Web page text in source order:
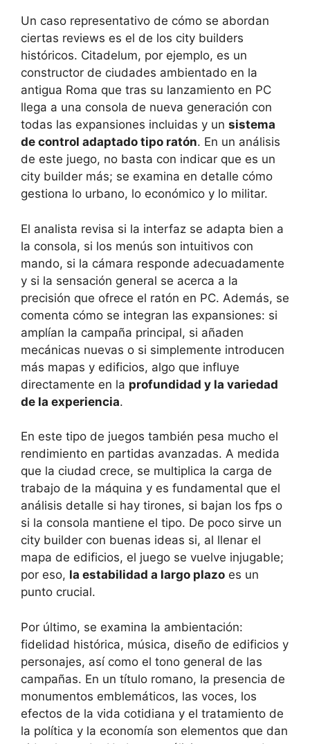
Un caso representativo de cómo se abordan
ciertas reviews es el de los city builders
históricos. Citadelum, por ejemplo, es un
constructor de ciudades ambientado en la
antigua Roma que tras su lanzamiento en PC
llega a una consola de nueva generación con
todas las expansiones incluidas y un sistema
de control adaptado tipo ratón. En un análisis
de este juego, no basta con indicar que es un
city builder más; se examina en detalle cómo
gestiona lo urbano, lo económico y lo militar.
El analista revisa si la interfaz se adapta bien a
la consola, si los menús son intuitivos con
mando, si la cámara responde adecuadamente
y si la sensación general se acerca a la
precisión que ofrece el ratón en PC. Además, se
comenta cómo se integran las expansiones: si
amplían la campaña principal, si añaden
mecánicas nuevas o si simplemente introducen
más mapas y edificios, algo que influye
directamente en la profundidad y la variedad
de la experiencia.
En este tipo de juegos también pesa mucho el
rendimiento en partidas avanzadas. A medida
que la ciudad crece, se multiplica la carga de
trabajo de la máquina y es fundamental que el
análisis detalle si hay tirones, si bajan los fps o
si la consola mantiene el tipo. De poco sirve un
city builder con buenas ideas si, al llenar el
mapa de edificios, el juego se vuelve injugable;
por eso, la estabilidad a largo plazo es un
punto crucial.
Por último, se examina la ambientación:
fidelidad histórica, música, diseño de edificios y
personajes, así como el tono general de las
campañas. En un título romano, la presencia de
monumentos emblemáticos, las voces, los
efectos de la vida cotidiana y el tratamiento de
la política y la economía son elementos que dan